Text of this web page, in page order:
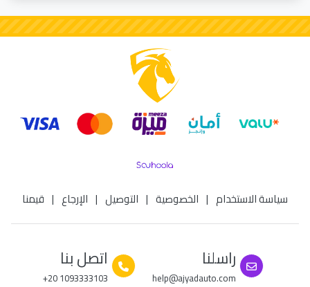
سياسة الاستخدام | الخصوصية | التوصيل | الإرجاع | قيمنا
راسلنا
help@ajyadauto.com
اتصل بنا
+20 1093333103